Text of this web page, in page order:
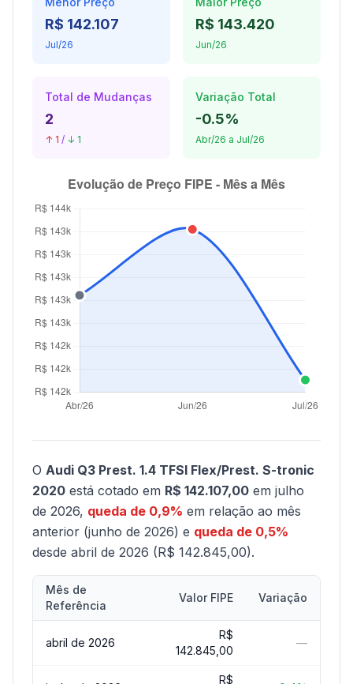
R$ 142.107
Jul/26
R$ 143.420
Jun/26
Total de Mudanças
2
↑ 1 / ↓ 1
Variação Total
-0.5%
Abr/26 a Jul/26
O Audi Q3 Prest. 1.4 TFSI Flex/Prest. S-tronic
2020 está cotado em R$ 142.107,00 em julho
de 2026, queda de 0,9% em relação ao mês
anterior (junho de 2026) e queda de 0,5%
desde abril de 2026 (R$ 142.845,00).
Mês de
Referência
Valor FIPE Variação
abril de 2026
R$
142.845,00
—
R$